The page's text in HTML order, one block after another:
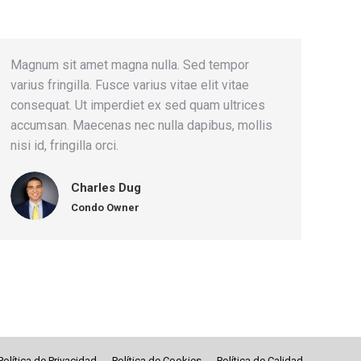
Magnum sit amet magna nulla. Sed tempor
varius fringilla. Fusce varius vitae elit vitae
consequat. Ut imperdiet ex sed quam ultrices
accumsan. Maecenas nec nulla dapibus, mollis
nisi id, fringilla orci.
Charles Dug
Condo Owner